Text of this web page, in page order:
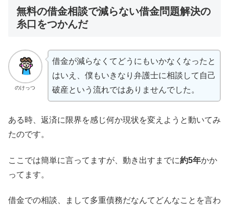
無料の借金相談で減らない借金問題解決の
糸口をつかんだ
のけっつ
借金が減らなくてどうにもいかなくなったと
はいえ、僕もいきなり弁護士に相談して自己
破産という流れではありませんでした。
ある時、返済に限界を感じ何か現状を変えようと動いてみ
たのです。
ここでは簡単に言ってますが、動き出すまでに約5年かか
ってます。
借金での相談、まして多重債務だなんてどんなことを言わ